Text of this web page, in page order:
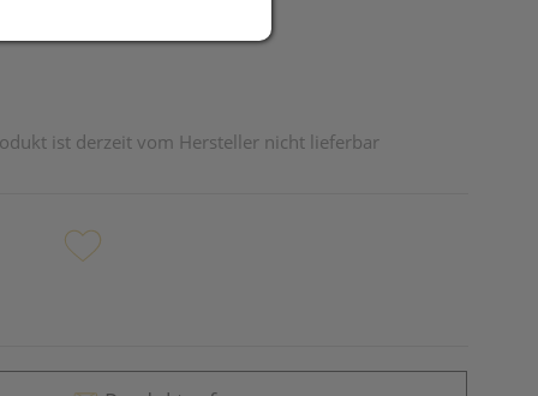
ist derzeit vom Hersteller nicht lieferbar